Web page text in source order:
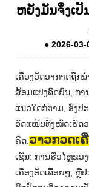
ຫຍັງມັນຈຶ່ງເປັ
● 2026-03-
ເຄື່ອງອັດອາກາດຖືກ
ສ້ອມແປງລົດຍົນ, ກາ
ແນວໃດກໍ່ຕາມ, ອົງປ
ອັດແໜ້ນທັງໝົດເຮັດ
ຄິດ.ວາວກວດເ
ເຊັ່ນ: ການຮົ່ວໄຫຼຂອ
ເຄື່ອງອັດເລື້ອຍໆ, ຫຼື